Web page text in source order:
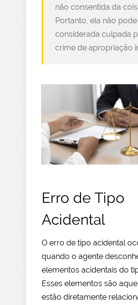
não consentida da
Portanto, ela não
considerada culpada
crime de apropriação
Erro de Tipo
Acidental
O erro de tipo acidental
quando o agente
elementos acidentais do
Esses elementos são
estão diretamente